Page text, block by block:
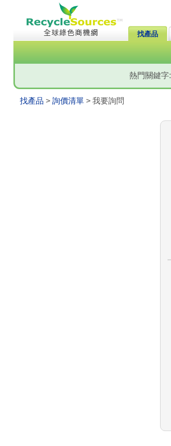
找產品
熱門關鍵字:
找產品 > 詢價清單> 我要詢問